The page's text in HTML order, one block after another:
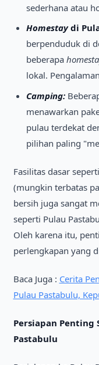
sederhana atau
Homestaydi
berpenduduk di
beberapa
lokal.
Camping:
menawarkan
pulau terdekat
pilihan paling
Fasilitas dasar
(mungkin terbatas
bersih juga sangat
seperti Pulau
Oleh karena itu,
perlengkapan yang
Baca Juga : Cerita
Pulau Pastabulu,
Persiapan Penting
Pastabulu